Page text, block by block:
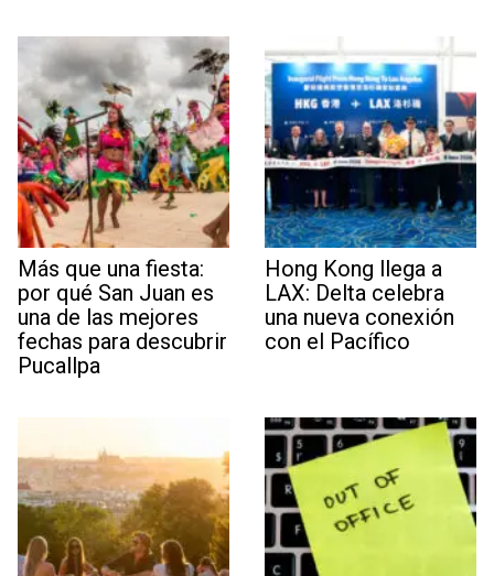
Más que una fiesta:
por qué San Juan es
una de las mejores
fechas para descubrir
Pucallpa
Hong Kong llega a
LAX: Delta celebra
una nueva conexión
con el Pacífico